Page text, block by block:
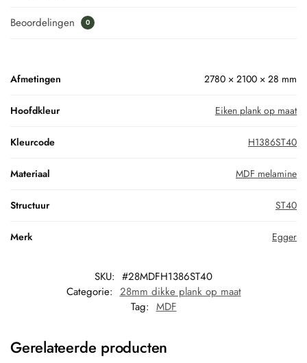
Beoordelingen 0
Afmetingen 2780 × 2100 × 28 mm
Hoofdkleur Eiken plank op maat
Kleurcode H1386ST40
Materiaal MDF melamine
Structuur ST40
Merk Egger
SKU: #28MDFH1386ST40
Categorie: 28mm dikke plank op maat
Tag: MDF
Gerelateerde producten